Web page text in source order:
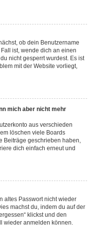
ob dein Benutzername
ist, wende dich an einen
nicht gesperrt wurdest. Es ist
mit der Website vorliegt,
mich aber nicht mehr
aus verschieden
löschen viele Boards
Beiträge geschrieben haben,
dich einfach erneut und
altes Passwort nicht wieder
machst du, indem du auf der
klickst und den
wieder anmelden können.